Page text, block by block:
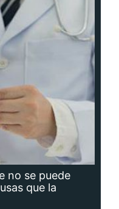
no se puede
que la